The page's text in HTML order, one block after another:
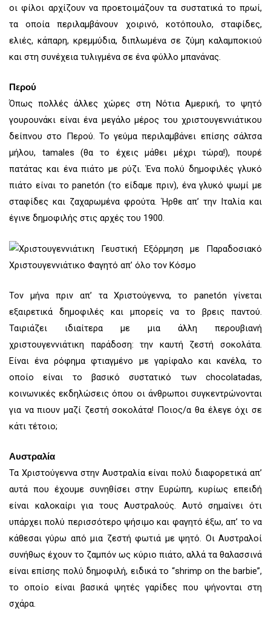
οι φίλοι αρχίζουν να προετοιμάζουν τα συστατικά το πρωί,
τα οποία περιλαμβάνουν χοιρινό, κοτόπουλο, σταφίδες,
ελιές, κάπαρη, κρεμμύδια, διπλωμένα σε ζύμη καλαμποκιού
και στη συνέχεια τυλιγμένα σε ένα φύλλο μπανάνας.
Περού
Όπως πολλές άλλες χώρες στη Νότια Αμερική, το ψητό
γουρουνάκι είναι ένα μεγάλο μέρος του χριστουγεννιάτικου
δείπνου στο Περού. Το γεύμα περιλαμβάνει επίσης σάλτσα
μήλου, tamales (θα το έχεις μάθει μέχρι τώρα!), πουρέ
πατάτας και ένα πιάτο με ρύζι. Ένα πολύ δημοφιλές γλυκό
πιάτο είναι το panetón (το είδαμε πριν), ένα γλυκό ψωμί με
σταφίδες και ζαχαρωμένα φρούτα. Ήρθε απ’ την Ιταλία και
έγινε δημοφιλής στις αρχές του 1900.
Τον μήνα πριν απ’ τα Χριστούγεννα, το panetón γίνεται
εξαιρετικά δημοφιλές και μπορείς να το βρεις παντού.
Ταιριάζει ιδιαίτερα με μια άλλη περουβιανή
χριστουγεννιάτικη παράδοση: την καυτή ζεστή σοκολάτα.
Είναι ένα ρόφημα φτιαγμένο με γαρίφαλο και κανέλα, το
οποίο είναι το βασικό συστατικό των chocolatadas,
κοινωνικές εκδηλώσεις όπου οι άνθρωποι συγκεντρώνονται
για να πιουν μαζί ζεστή σοκολάτα! Ποιος/α θα έλεγε όχι σε
κάτι τέτοιο;
Αυστραλία
Τα Χριστούγεννα στην Αυστραλία είναι πολύ διαφορετικά απ’
αυτά που έχουμε συνηθίσει στην Ευρώπη, κυρίως επειδή
είναι καλοκαίρι για τους Αυστραλούς. Αυτό σημαίνει ότι
υπάρχει πολύ περισσότερο ψήσιμο και φαγητό έξω, απ’ το να
κάθεσαι γύρω από μια ζεστή φωτιά με ψητό. Οι Αυστραλοί
συνήθως έχουν το ζαμπόν ως κύριο πιάτο, αλλά τα θαλασσινά
είναι επίσης πολύ δημοφιλή, ειδικά το “shrimp on the barbie”,
το οποίο είναι βασικά ψητές γαρίδες που ψήνονται στη
σχάρα.